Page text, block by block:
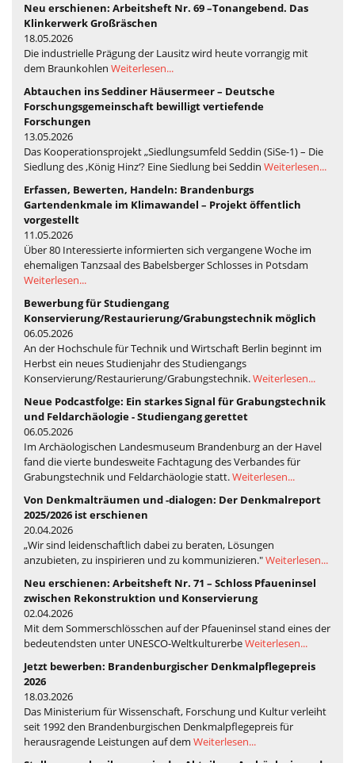
Neu erschienen: Arbeitsheft Nr. 69 –Tonangebend. Das
Klinkerwerk Großräschen
18.05.2026
Die industrielle Prägung der Lausitz wird heute vorrangig mit
dem Braunkohlen Weiterlesen...
Abtauchen ins Seddiner Häusermeer – Deutsche
Forschungsgemeinschaft bewilligt vertiefende
Forschungen
13.05.2026
Das Kooperationsprojekt „Siedlungsumfeld Seddin (SiSe-1) – Die
Siedlung des ‚König Hinz‘? Eine Siedlung bei Seddin Weiterlesen...
Erfassen, Bewerten, Handeln: Brandenburgs
Gartendenkmale im Klimawandel – Projekt öffentlich
vorgestellt
11.05.2026
Über 80 Interessierte informierten sich vergangene Woche im
ehemaligen Tanzsaal des Babelsberger Schlosses in Potsdam
Weiterlesen...
Bewerbung für Studiengang
Konservierung/Restaurierung/Grabungstechnik möglich
06.05.2026
An der Hochschule für Technik und Wirtschaft Berlin beginnt im
Herbst ein neues Studienjahr des Studiengangs
Konservierung/Restaurierung/Grabungstechnik.Weiterlesen...
Neue Podcastfolge: Ein starkes Signal für Grabungstechnik
und Feldarchäologie - Studiengang gerettet
06.05.2026
Im Archäologischen Landesmuseum Brandenburg an der Havel
fand die vierte bundesweite Fachtagung des Verbandes für
Grabungstechnik und Feldarchäologie statt.Weiterlesen...
Von Denkmalträumen und -dialogen: Der Denkmalreport
2025/2026 ist erschienen
20.04.2026
„Wir sind leidenschaftlich dabei zu beraten, Lösungen
anzubieten, zu inspirieren und zu kommunizieren."Weiterlesen...
Neu erschienen: Arbeitsheft Nr. 71 – Schloss Pfaueninsel
zwischen Rekonstruktion und Konservierung
02.04.2026
Mit dem Sommerschlösschen auf der Pfaueninsel stand eines der
bedeutendsten unter UNESCO-WeltkulturerbeWeiterlesen...
Jetzt bewerben: Brandenburgischer Denkmalpflegepreis
2026
18.03.2026
Das Ministerium für Wissenschaft, Forschung und Kultur verleiht
seit 1992 den Brandenburgischen Denkmalpflegepreis für
herausragende Leistungen auf dem Weiterlesen...